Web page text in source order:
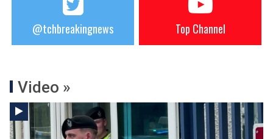
@tchbreakingnews Top Channel
Video »